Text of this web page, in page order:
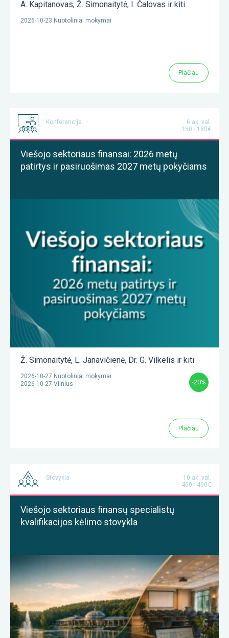
A. Kapitanovas, Ž. Simonaitytė, I. Čalovas ir kiti
2026-10-23 Nuotoliniai mokymai
Plačiau
Konferencija
6 ak. val.
150 - 180€
Viešojo sektoriaus finansai: 2026 metų
patirtys ir pasiruošimas 2027 metų pokyčiams
Ž. Simonaitytė, L. Janavičienė, Dr. G. Vilkelis ir kiti
2026-10-27 Nuotoliniai mokymai
2026-10-27 Vilnius
-20%
Plačiau
Stovykla
10 ak. val.
460 - 490€
Viešojo sektoriaus finansų specialistų
kvalifikacijos kėlimo stovykla